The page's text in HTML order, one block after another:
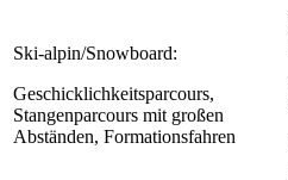
Ski-alpin/Snowboard:
Geschicklichkeitsparcours,
Stangenparcours mit großen
Abständen, Formationsfahren